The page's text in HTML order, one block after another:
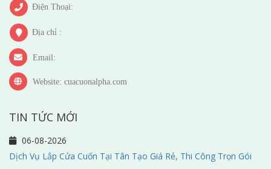
Điện Thoại:
Địa chỉ :
Email:
Website: cuacuonalpha.com
TIN TỨC MỚI
06-08-2026
Dịch Vụ Lắp Cửa Cuốn Tại Tân Tạo Giá Rẻ, Thi Công Trọn Gói